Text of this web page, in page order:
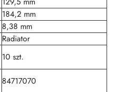
184,2 mm
8,38 mm
Radiator
10 szt.
84717070